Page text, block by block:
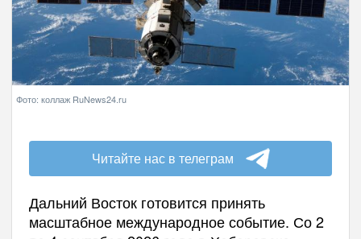
Фото: коллаж RuNews24.ru
Читайте нас в телеграм
Дальний Восток готовится принять
масштабное международное событие. Со 2